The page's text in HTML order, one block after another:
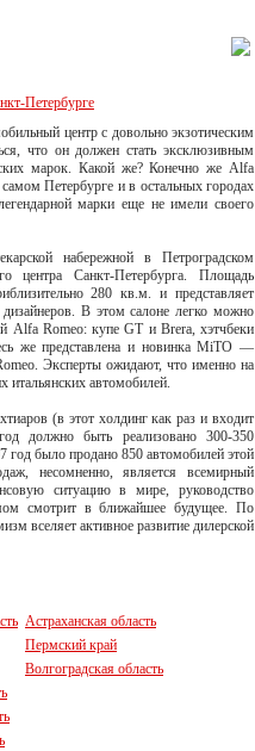
Петербурге
центр с довольно экзотическим
что он должен стать эксклюзивным
марок. Какой же? Конечно же Alfa
Петербурге и в остальных городах
марки еще не имели своего
набережной в Петроградском
Санкт-Петербурга. Площадь
280 кв.м. и представляет
В этом салоне легко можно
Alfa Romeo: купе GT и Brera, хэтчбеки
же представлена и новинка MiTO —
Эксперты ожидают, что именно на
итальянских автомобилей.
(в этот холдинг как раз и входит
должно быть реализовано 300-350
год было продано 850 автомобилей этой
несомненно, является всемирный
ситуацию в мире, руководство
смотрит в ближайшее будущее. По
вселяет активное развитие дилерской
Астраханская область
Пермский край
Волгоградская область